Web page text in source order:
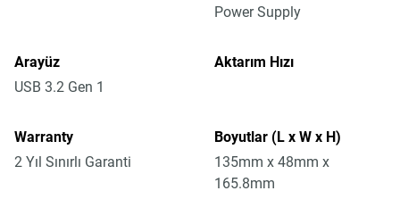
Power Supply
Arayüz
USB 3.2 Gen 1
Aktarım Hızı
Warranty
2 Yıl Sınırlı Garanti
Boyutlar (L x W x H)
135mm x 48mm x
165.8mm